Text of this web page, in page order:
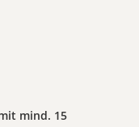
mind. 15